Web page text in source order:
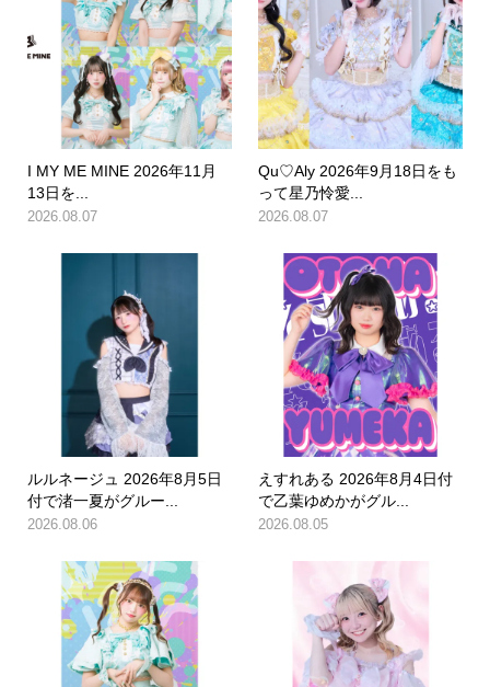
I MY ME MINE 2026年11月
13日を...
2026.08.07
Qu♡Aly 2026年9月18日をも
って星乃怜愛...
2026.08.07
ルルネージュ 2026年8月5日
付で渚一夏がグルー...
2026.08.06
えすれある 2026年8月4日付
で乙葉ゆめかがグル...
2026.08.05